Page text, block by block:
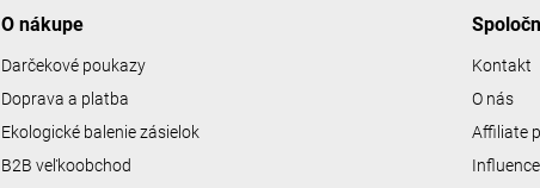
O nákupe
Darčekové poukazy
Doprava a platba
Ekologické balenie zásielok
B2B veľkoobchod
Kontakt
O nás
Affiliate